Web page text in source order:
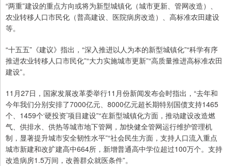
“两重”建设的重点方向或将为新型城镇化（城市更新、管网改造）、
农业转移人口市民化（普高建设、医院病房改造）、高标准农田建设
等。
“十五五”《建议》指出，“深入推进以人为本的新型城镇化”“科学有序
推进农业转移人口市民化”“大力实施城市更新”“高质量推进高标准农田
建设”。
11月27日，国家发展改革委举行11月份新闻发布会时指出，“去年和
今年我们分别安排了7000亿元、8000亿元超长期特别国债支持1465
个、1459个‘硬投资’项目建设”“在新型城镇化方面，推动建设改造燃
气、供排水、供热等城市地下管网，加快健全管网运行维护管理机
制，显著提升城市安全韧性水平”“社会民生方面，支持人口流入重点
城市新建和改扩建高中664所，新增普通高中学位超过100万个。支持
改造病房1.5万间，改善群众就医条件”。